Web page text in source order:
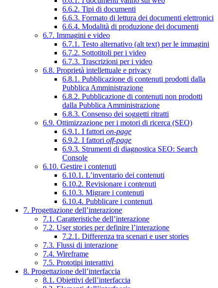
6.6.2. Tipi di documenti
6.6.3. Formato di lettura dei documenti elettronici
6.6.4. Modalità di produzione dei documenti
6.7. Immagini e video
6.7.1. Testo alternativo (alt text) per le immagini
6.7.2. Sottotitoli per i video
6.7.3. Trascrizioni per i video
6.8. Proprietà intellettuale e privacy
6.8.1. Pubblicazione di contenuti prodotti dalla
Pubblica Amministrazione
6.8.2. Pubblicazione di contenuti non prodotti
dalla Pubblica Amministrazione
6.8.3. Consenso dei soggetti ritratti
6.9. Ottimizzazione per i motori di ricerca (SEO)
6.9.1. I fattori on-page
6.9.2. I fattori off-page
6.9.3. Strumenti di diagnostica SEO: Search
Console
6.10. Gestire i contenuti
6.10.1. L’inventario dei contenuti
6.10.2. Revisionare i contenuti
6.10.3. Migrare i contenuti
6.10.4. Pubblicare i contenuti
7. Progettazione dell’interazione
7.1. Caratteristiche dell’interazione
7.2. User stories per definire l’interazione
7.2.1. Differenza tra scenari e user stories
7.3. Flussi di interazione
7.4. Wireframe
7.5. Prototipi interattivi
8. Progettazione dell’interfaccia
8.1. Obiettivi dell’interfaccia